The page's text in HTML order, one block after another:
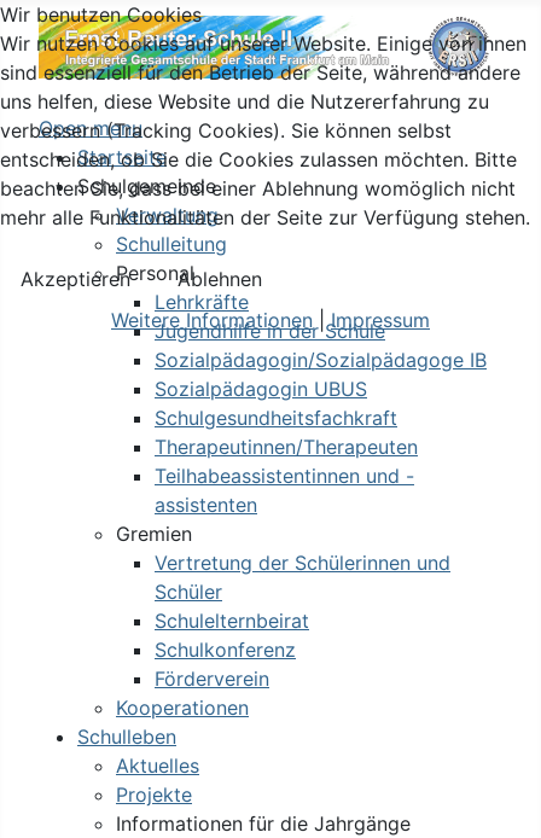
Open menu
Startseite
Schulgemeinde
Verwaltung
Schulleitung
Personal
Lehrkräfte
Jugendhilfe in der Schule
Sozialpädagogin/Sozialpädagoge IB
Sozialpädagogin UBUS
Schulgesundheitsfachkraft
Therapeutinnen/Therapeuten
Teilhabeassistentinnen und -
assistenten
Gremien
Vertretung der Schülerinnen und
Schüler
Schulelternbeirat
Schulkonferenz
Förderverein
Kooperationen
Schulleben
Aktuelles
Projekte
Informationen für die Jahrgänge
Wir benutzen Cookies
Wir nutzen Cookies auf unserer Website. Einige von ihnen
sind essenziell für den Betrieb der Seite, während andere
uns helfen, diese Website und die Nutzererfahrung zu
verbessern (Tracking Cookies). Sie können selbst
entscheiden, ob Sie die Cookies zulassen möchten. Bitte
beachten Sie, dass bei einer Ablehnung womöglich nicht
mehr alle Funktionalitäten der Seite zur Verfügung stehen.
Akzeptieren
Ablehnen
Weitere Informationen |Impressum